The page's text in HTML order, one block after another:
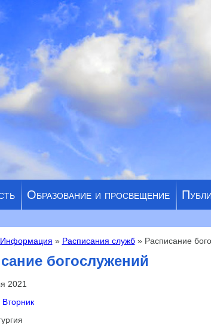
Образование и просвещение
Информация » Расписания служб» Расписание
богослужений
2021